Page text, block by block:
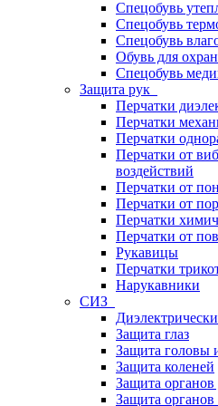
Спецобувь
Спецобувь
Спецобувь
Обувь для
Спецобувь
Защита рук
Перчатки
Перчатки
Перчатки
Перчатки от
воздействий
Перчатки от
Перчатки от
Перчатки
Перчатки от
Рукавицы
Перчатки
Нарукавники
СИЗ
Защита глаз
Защита головы
Защита коленей
Защита
Защита органов